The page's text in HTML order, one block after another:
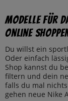
Modelle für
online
Du willst ein
Oder einfach
Shop kannst du
filtern und dein
falls du mal nichts
gehen neue Nike